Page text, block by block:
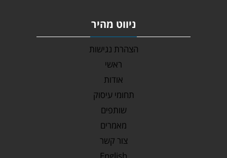
ניווט מהיר
הצהרת נגישות
ראשי
אודות
תחומי עיסוק
שותפים
מאמרים
צור קשר